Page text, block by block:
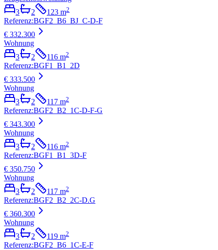
3
2 123 m2
Referenz:BGF2_B6_BJ_C-D-F
€ 332.300
Wohnung
3
2 116 m2
Referenz:BGF1_B1_2D
€ 333.500
Wohnung
3
2 117 m2
Referenz:BGF2_B2_1C-D-F-G
€ 343.300
Wohnung
3
2 116 m2
Referenz:BGF1_B1_3D-F
€ 350.750
Wohnung
3
2 117 m2
Referenz:BGF2_B2_2C-D.G
€ 360.300
Wohnung
3
2 119 m2
Referenz:BGF2_B6_1C-E-F